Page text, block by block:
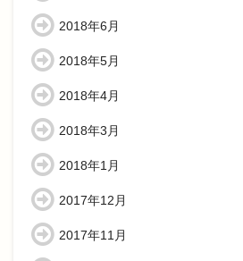
2018年6月
2018年5月
2018年4月
2018年3月
2018年1月
2017年12月
2017年11月